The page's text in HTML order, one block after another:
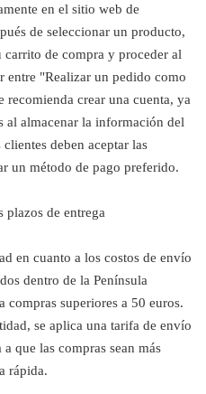
en el sitio web de
de seleccionar un producto,
carrito de compra y proceder al
entre "Realizar un pedido como
crear una cuenta, ya
al almacenar la información del
deben aceptar las
un método de pago preferido.
plazos de entrega
en cuanto a los costos de envío
dentro de la Península
compras superiores a 50 euros.
se aplica una tarifa de envío
que las compras sean más
rápida.